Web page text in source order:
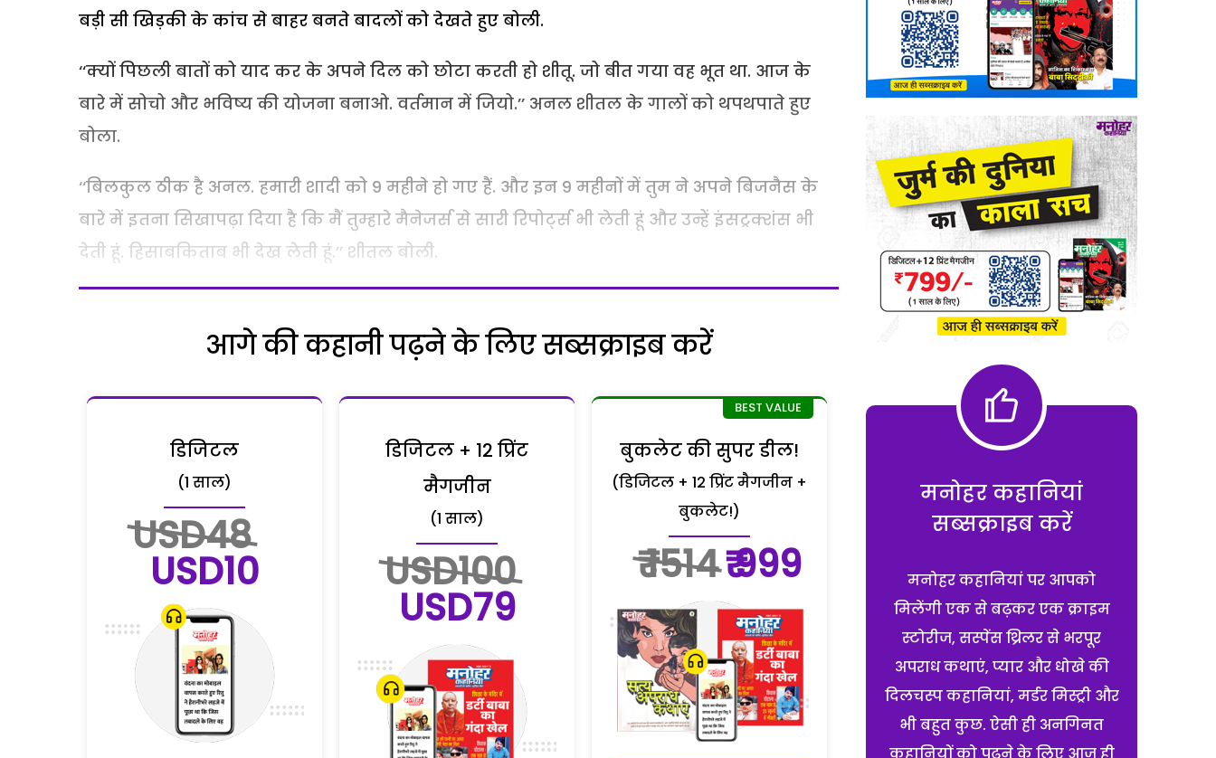
बड़ी सी खिड़की के कांच से बाहर बनते बादलों को देखते हुए बोली.
‘‘क्यों पिछली बातों को याद कर के अपने दिल को छोटा करती हो शीतू. जो बीत गया वह भूत था. आज के
बारे में सोचो और भविष्य की योजना बनाओ. वर्तमान में जियो.’’ अनल शीतल के गालों को थपथपाते हुए
बोला.
‘‘बिलकुल ठीक है अनल. हमारी शादी को 9 महीने हो गए हैं. और इन 9 महीनों में तुम ने अपने बिजनैस के
बारे में इतना सिखापढ़ा दिया है कि मैं तुम्हारे मैनेजर्स से सारी रिपोर्ट्स भी लेती हूं और उन्हें इंसट्रक्शंस भी
देती हूं. हिसाबकिताब भी देख लेती हूं.’’ शीतल बोली.
आगे की कहानी पढ़ने के लिए सब्सक्राइब करें
डिजिटल
(1 साल)
USD48
USD10
डिजिटल + 12 प्रिंट
मैगजीन
(1 साल)
USD100
USD79
बुकलेट की सुपर डील!
(डिजिटल + 12 प्रिंट मैगजीन +
बुकलेट!)
₹ 1514₹ 999
मनोहर कहानियां
सब्सक्राइब करें
मनोहर कहानियां पर आपको
मिलेंगी एक से बढ़कर एक क्राइम
स्टोरीज, सस्पेंस थ्रिलर से भरपूर
अपराध कथाएं, प्यार और धोखे की
दिलचस्प कहानियां, मर्डर मिस्ट्री और
भी बहुत कुछ. ऐसी ही अनगिनत